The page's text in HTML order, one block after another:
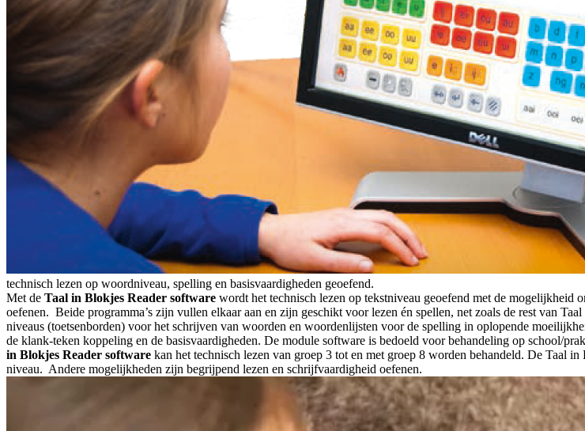
technisch lezen op woordniveau, spelling en basisvaardigheden geoefend.
Met de Taal in Blokjes Reader software wordt het technisch lezen op tekstniveau geoefend met de mogelijkheid
oefenen. Beide programma’s zijn vullen elkaar aan en zijn geschikt voor lezen én spellen, net zoals de rest van
niveaus (toetsenborden) voor het schrijven van woorden en woordenlijsten voor de spelling in oplopende
de klank-teken koppeling en de basisvaardigheden. De module software is bedoeld voor behandeling op school/
in Blokjes Reader software kan het technisch lezen van groep 3 tot en met groep 8 worden behandeld. De Taal
niveau. Andere mogelijkheden zijn begrijpend lezen en schrijfvaardigheid oefenen.